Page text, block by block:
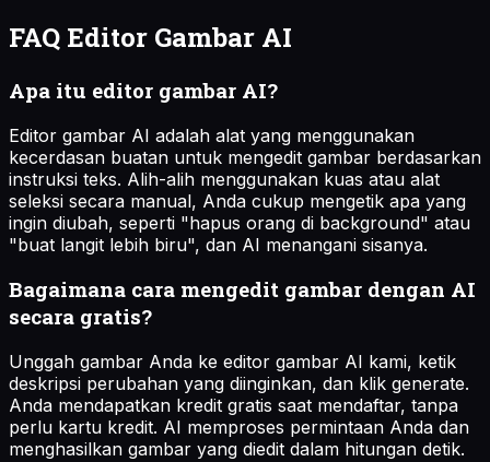
FAQ Editor Gambar AI
Apa itu editor gambar AI?
Editor gambar AI adalah alat yang menggunakan
kecerdasan buatan untuk mengedit gambar berdasarkan
instruksi teks. Alih-alih menggunakan kuas atau alat
seleksi secara manual, Anda cukup mengetik apa yang
ingin diubah, seperti "hapus orang di background" atau
"buat langit lebih biru", dan AI menangani sisanya.
Bagaimana cara mengedit gambar dengan AI
secara gratis?
Unggah gambar Anda ke editor gambar AI kami, ketik
deskripsi perubahan yang diinginkan, dan klik generate.
Anda mendapatkan kredit gratis saat mendaftar, tanpa
perlu kartu kredit. AI memproses permintaan Anda dan
menghasilkan gambar yang diedit dalam hitungan detik.